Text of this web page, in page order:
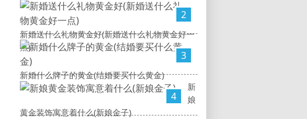
2
新婚送什么礼物黄金好(新婚送什么礼物黄金好一
点)
3
新婚什么牌子的黄金(结婚要买什么黄金)
4
新
娘
黄金装饰寓意着什么(新娘金子)